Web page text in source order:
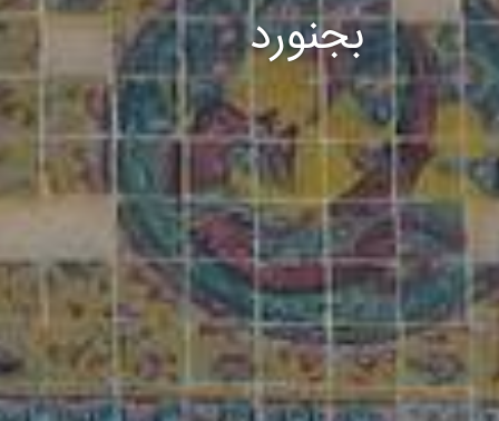
بجنورد